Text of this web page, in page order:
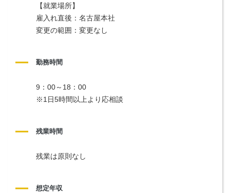
【就業場所】
雇入れ直後：名古屋本社
変更の範囲：変更なし
勤務時間
9：00～18：00
※1日5時間以上より応相談
残業時間
残業は原則なし
想定年収